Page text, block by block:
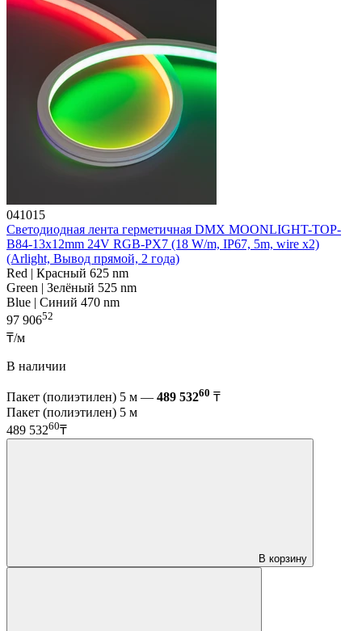
041015
Светодиодная лента герметичная DMX MOONLIGHT-TOP-
B84-13x12mm 24V RGB-PX7 (18 W/m, IP67, 5m, wire x2)
(Arlight, Вывод прямой, 2 года)
Red | Красный 625 nm
Green | Зелёный 525 nm
Blue | Синий 470 nm
97 90652
₸/м
В наличии
Пакет (полиэтилен) 5 м — 489 53260 ₸
Пакет (полиэтилен) 5 м
489 53260₸
В корзину